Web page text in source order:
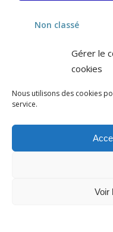
Gérer le
cookies
Nous utilisons des cookies
service.
Voir
Non classé
Ficelle en
Rideau au Québec
(suite…)
benedicte
20 octobre